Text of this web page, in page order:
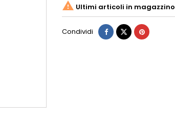
 Ultimi articoli in magazzino
Condividi